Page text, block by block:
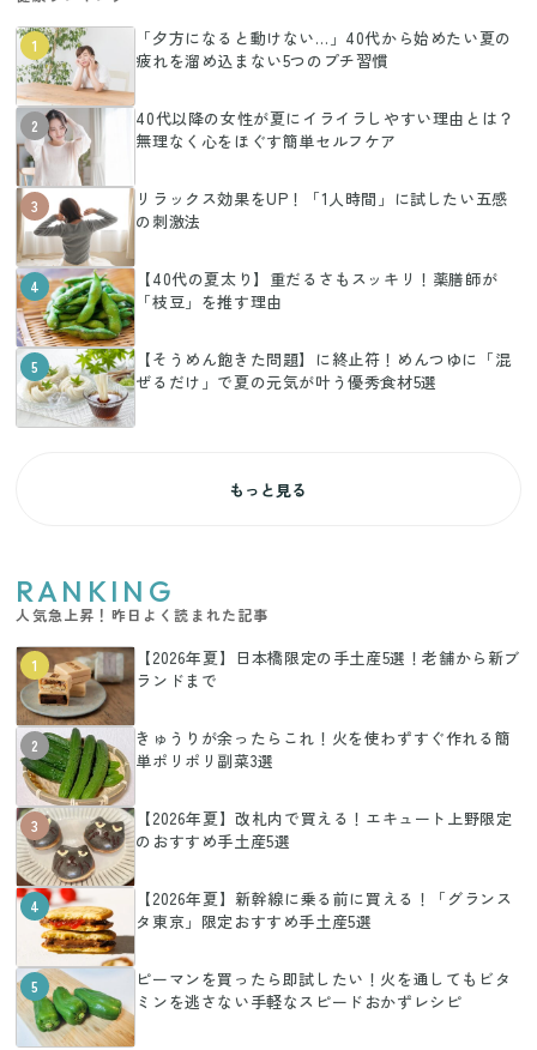
1
「夕方になると動けない…」40代から始めたい夏の
疲れを溜め込まない5つのプチ習慣
2
40代以降の女性が夏にイライラしやすい理由とは？
無理なく心をほぐす簡単セルフケア
3
リラックス効果をUP！「1人時間」に試したい五感
の刺激法
4
【40代の夏太り】重だるさもスッキリ！薬膳師が
「枝豆」を推す理由
5
【そうめん飽きた問題】に終止符！めんつゆに「混
ぜるだけ」で夏の元気が叶う優秀食材5選
もっと見る
RANKING
人気急上昇！昨日よく読まれた記事
1
【2026年夏】日本橋限定の手土産5選！老舗から新ブ
ランドまで
2
きゅうりが余ったらこれ！火を使わずすぐ作れる簡
単ポリポリ副菜3選
3
【2026年夏】改札内で買える！エキュート上野限定
のおすすめ手土産5選
4
【2026年夏】新幹線に乗る前に買える！「グランス
タ東京」限定おすすめ手土産5選
5
ピーマンを買ったら即試したい！火を通してもビタ
ミンを逃さない手軽なスピードおかずレシピ